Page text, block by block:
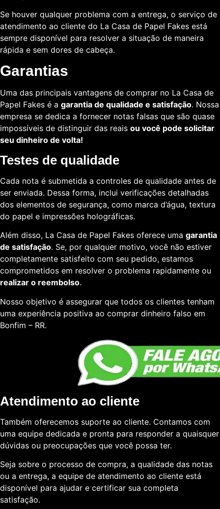
Se houver qualquer problema com a entrega, o serviço de
atendimento ao cliente do La Casa de Papel Fakes está
sempre disponível para resolver a situação de maneira
rápida e sem dores de cabeça.
Garantias
Uma das principais vantagens de comprar no La Casa de
Papel Fakes é a garantia de qualidade e satisfação. Nossa
empresa se dedica a fornecer notas falsas que são quase
impossíveis de distinguir das reais ou você pode solicitar
seu dinheiro de volta!
Testes de qualidade
Cada nota é submetida a controles de qualidade antes de
ser enviada. Dessa forma, inclui verificações detalhadas
dos elementos de segurança, como marca d’água, textura
do papel e impressões holográficas.
Além disso, La Casa de Papel Fakes oferece uma garantia
de satisfação. Se, por qualquer motivo, você não estiver
completamente satisfeito com seu pedido, estamos
comprometidos em resolver o problema rapidamente ou
realizar o reembolso.
Nosso objetivo é assegurar que todos os clientes tenham
uma experiência positiva ao comprar dinheiro falso em
Bonfim – RR.
Atendimento ao cliente
Também oferecemos suporte ao cliente. Contamos com
uma equipe dedicada e pronta para responder a quaisquer
dúvidas ou preocupações que você possa ter.
Seja sobre o processo de compra, a qualidade das notas
ou a entrega, a equipe de atendimento ao cliente está
disponível para ajudar e certificar sua completa
satisfação.